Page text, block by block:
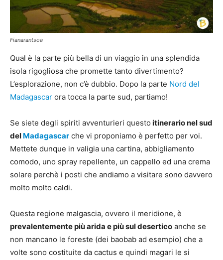
Fianarantsoa
Qual è la parte più bella di un viaggio in una splendida
isola rigogliosa che promette tanto divertimento?
L’esplorazione, non c’è dubbio. Dopo la parte Nord del
Madagascar ora tocca la parte sud, partiamo!
Se siete degli spiriti avventurieri questo itinerario nel sud
del Madagascar che vi proponiamo è perfetto per voi.
Mettete dunque in valigia una cartina, abbigliamento
comodo, uno spray repellente, un cappello ed una crema
solare perchè i posti che andiamo a visitare sono davvero
molto molto caldi.
Questa regione malgascia, ovvero il meridione, è
prevalentemente più arida e più sul desertico anche se
non mancano le foreste (dei baobab ad esempio) che a
volte sono costituite da cactus e quindi magari le si